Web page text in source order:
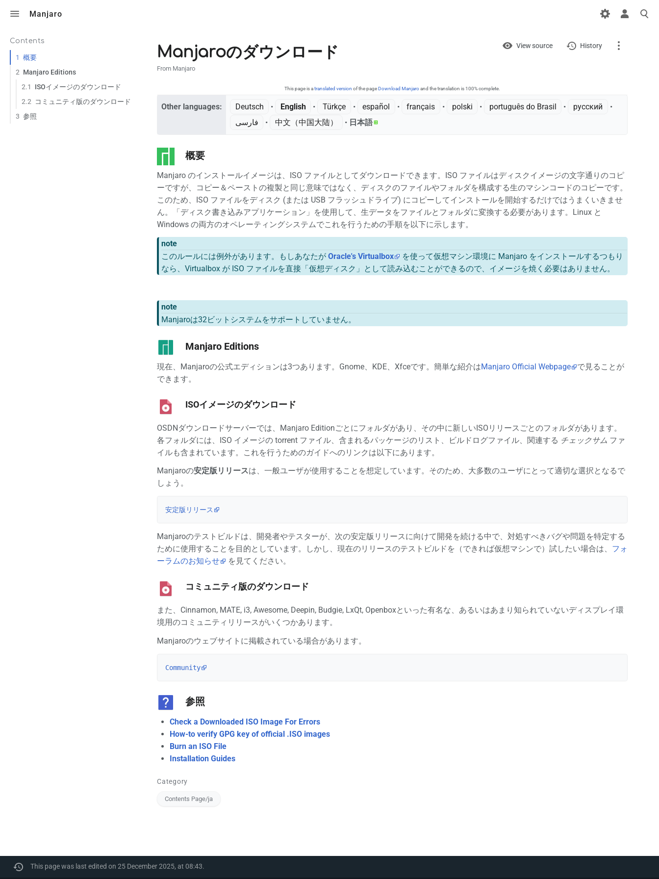
Manjaro
Manjaroのダウンロード
From Manjaro
ViewView source History
Permanent link
Page information
This page is atranslated version of the pageDownload Manjaroand the translation is 100% complete.
Other languages: Deutsch • ‎ English • ‎ Türkçe • ‎ español • ‎ français • ‎ polski • ‎ português do Brasil • ‎ русский
•
فارسی • ‎ 中文（中国大陆）‎ • ‎ 日本語
Contents
1
概要
2 Manjaro Editions
2.1
ISOイメージのダウンロード
2.2
コミュニティ版のダウンロード
3 参照
概要
Manjaro のインストールイメージは、ISO ファイルとしてダウンロードできます。ISO ファイルはディスクイメージの文字通りのコピ
ーですが、コピー＆ペーストの複製と同じ意味ではなく、ディスクのファイルやフォルダを構成する生のマシンコードのコピーです。
このため、ISO ファイルをディスク (または USB フラッシュドライブ) にコピーしてインストールを開始するだけではうまくいきませ
ん。「ディスク書き込みアプリケーション」を使用して、生データをファイルとフォルダに変換する必要があります。Linux と
Windows の両方のオペレーティングシステムでこれを行うための手順を以下に示します。
note
このルールには例外があります。もしあなたが Oracle's Virtualbox
を使って仮想マシン環境に Manjaro をインストールするつもり
なら、Virtualbox が ISO ファイルを直接「仮想ディスク」として読み込むことができるので、イメージを焼く必要はありません。
note
Manjaroは32ビットシステムをサポートしていません。
Manjaro Editions
現在、Manjaroの公式エディションは3つあります。Gnome、KDE、Xfceです。簡単な紹介はManjaro Official Webpage
で見ることが
できます。
ISOイメージのダウンロード
OSDNダウンロードサーバーでは、Manjaro Editionごとにフォルダがあり、その中に新しいISOリリースごとのフォルダがあります。
各フォルダには、ISO イメージの torrent ファイル、含まれるパッケージのリスト、ビルドログファイル、関連する チェックサム ファ
イルも含まれています。これを行うためのガイドへのリンクは以下にあります。
Manjaroの安定版リリースは、一般ユーザが使用することを想定しています。そのため、大多数のユーザにとって適切な選択となるで
しょう。
安定版リリース
Manjaroのテストビルドは、開発者やテスターが、次の安定版リリースに向けて開発を続ける中で、対処すべきバグや問題を特定する
ために使用することを目的としています。しかし、現在のリリースのテストビルドを（できれば仮想マシンで）試したい場合は、 フォ
ーラムのお知らせ
を見てください。
コミュニティ版のダウンロード
また、Cinnamon, MATE, i3, Awesome, Deepin, Budgie, LxQt, Openboxといった有名な、あるいはあまり知られていないディスプレイ環
境用のコミュニティリリースがいくつかあります。
Manjaroのウェブサイトに掲載されている場合があります。
Community
参照
Check a Downloaded ISO Image For Errors
How-to verify GPG key of official .ISO images
Burn an ISO File
Installation Guides
Category
Contents Page/ja
This page was last edited on 25 December 2025, at 08:43.